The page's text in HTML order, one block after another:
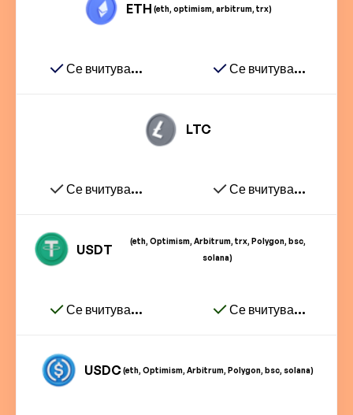
ETH (eth, optimism, arbitrum, trx)
Се вчитува... Се вчитува...
LTC
Се вчитува... Се вчитува...
USDT
(eth, Optimism, Arbitrum, trx, Polygon, bsc,
solana)
Се вчитува... Се вчитува...
USDC (eth, Optimism, Arbitrum, Polygon, bsc, solana)